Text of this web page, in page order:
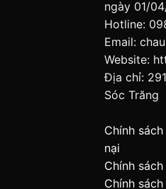
ngày 01/
Hotline:
Email:
Website:
Địa chỉ:
Sóc Trăng
Chính
nại
Chính
Chính